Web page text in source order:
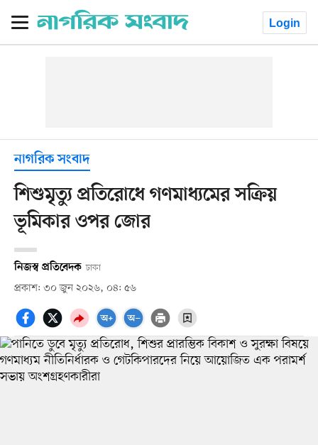
Login
নাগরিক সংবাদ
শিশুমৃত্যু প্রতিরোধে গণমাধ্যমের সক্রিয়
ভূমিকার ওপর জোর
নিজস্ব প্রতিবেদক ঢাকা
প্রকাশ: ৩০ জুন ২০২৬, ০৪: ৫৬